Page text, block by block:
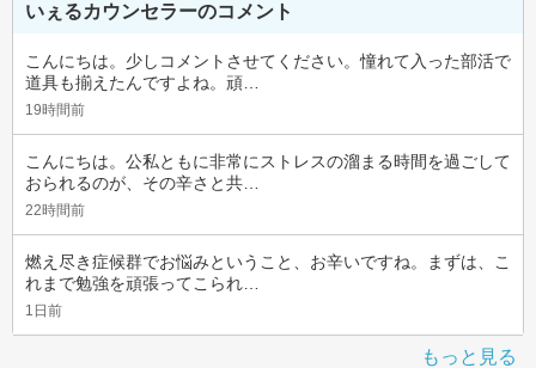
いぇるカウンセラーのコメント
こんにちは。少しコメントさせてください。憧れて入った部活で
道具も揃えたんですよね。頑…
19時間前
こんにちは。公私ともに非常にストレスの溜まる時間を過ごして
おられるのが、その辛さと共…
22時間前
燃え尽き症候群でお悩みということ、お辛いですね。まずは、こ
れまで勉強を頑張ってこられ…
1日前
もっと見る